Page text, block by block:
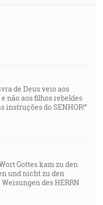
de Deus veio aos
não aos filhos rebeldes
instruções do SENHOR!”
Gottes kam zu den
und nicht zu den
des HERRN